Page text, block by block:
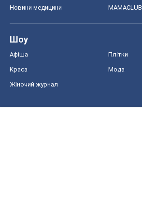
Новини медицини MAMACLUB
Шоу
Афіша Плітки
Краса Мода
Жіночий журнал